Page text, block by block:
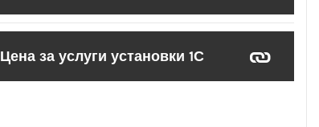
Цена за услуги установки 1С